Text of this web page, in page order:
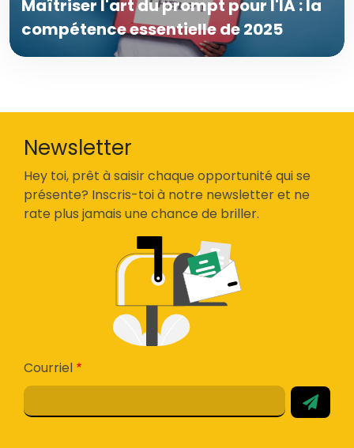
Maîtriser l'art du prompt pour l'IA : la
compétence essentielle de 2025
Newsletter
Hey toi, prêt à saisir chaque opportunité qui se
présente? Inscris-toi à notre newsletter et ne
rate plus jamais une chance de briller.
Courriel